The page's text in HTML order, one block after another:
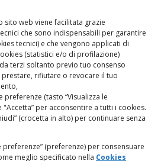
sito web viene facilitata grazie
che sono indispensabili per garantire
tecnici) e che vengono applicati di
(statistici e/o di profilazione)
terzi soltanto previo tuo consenso
rifiutare o revocare il tuo
(tasto “Visualizza le
"Accetta” per acconsentire a tutti i cookies.
(crocetta in alto) per continuare senza
preferenze” (preferenze) per consensuare
meglio specificato nella Cookies
registrata presso il Tribunale di
Direttore responsabile:
80005790482